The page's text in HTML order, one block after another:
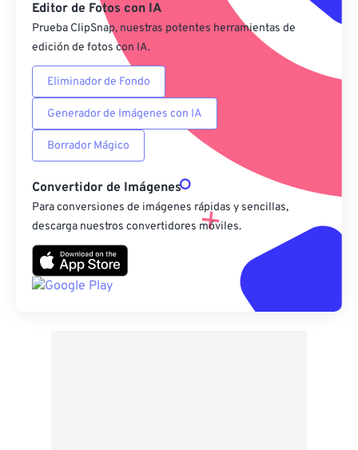
Editor de Fotos con IA
Prueba ClipSnap, nuestras potentes herramientas de
edición de fotos con IA.
Eliminador de Fondo
Generador de Imágenes con IA
Borrador Mágico
Convertidor de Imágenes
Para conversiones de imágenes rápidas y sencillas,
descarga nuestros convertidores móviles.